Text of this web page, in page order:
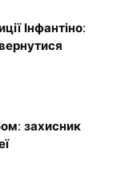
Інфантіно:
захисник